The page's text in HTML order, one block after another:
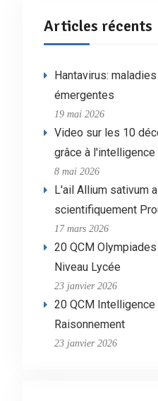
Articles récents
Hantavirus:
émergentes
19 mai 2026
Video sur les 10
grâce à
8 mai 2026
L'ail Allium sativum
scientifiquement
17 mars 2026
20 QCM
Niveau Lycée
23 janvier 2026
20 QCM
Raisonnement
23 janvier 2026